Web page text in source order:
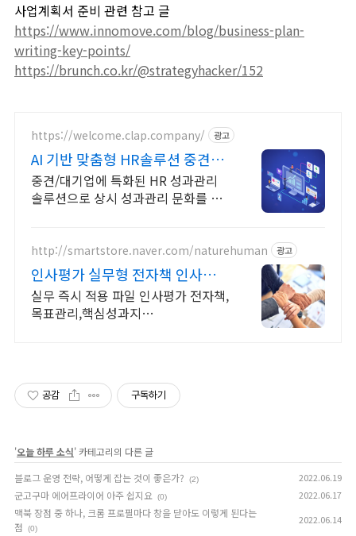
사업계획서 준비 관련 참고 글
https://www.innomove.com/blog/business-plan-
writing-key-points/
https://brunch.co.kr/@strategyhacker/152
https://welcome.clap.company/ 광고
AI 기반 맞춤형 HR솔루션 중견/대
기업 성과관리 솔루션
중견/대기업에 특화된 HR 성과관리
솔루션으로 상시 성과관리 문화를 만
http://smartstore.naver.com/naturehuman 광고
인사평가 실무형 전자책 인사평가
한번에 간편하게
실무 즉시 적용 파일 인사평가 전자책,
목표관리,핵심성과지
공감 구독하기
'오늘 하루 소식' 카테고리의 다른 글
블로그 운영 전략, 어떻게 잡는 것이 좋은가?
(2) 2022.06.19
군고구마 에어프라이어 아주 쉽지요 (0) 2022.06.17
맥북 장점 중 하나, 크롬 프로필마다 창을 닫아도 이렇게 된다는
점
(0)
2022.06.14